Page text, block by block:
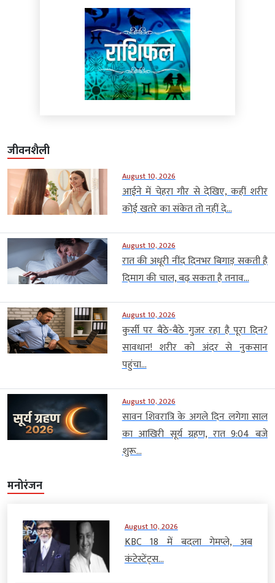
जीवनशैली
August 10, 2026
आईने में चेहरा गौर से देखिए, कहीं शरीर
कोई खतरे का संकेत तो नहीं दे...
August 10, 2026
रात की अधूरी नींद दिनभर बिगाड़ सकती है
दिमाग की चाल, बढ़ सकता है तनाव...
August 10, 2026
कुर्सी पर बैठे-बैठे गुजर रहा है पूरा दिन?
सावधान! शरीर को अंदर से नुकसान
पहुंचा...
August 10, 2026
सावन शिवरात्रि के अगले दिन लगेगा साल
का आखिरी सूर्य ग्रहण, रात 9:04 बजे
शुरू...
मनोरंजन
August 10, 2026
KBC 18 में बदला गेमप्ले, अब
कंटेस्टेंट्स...